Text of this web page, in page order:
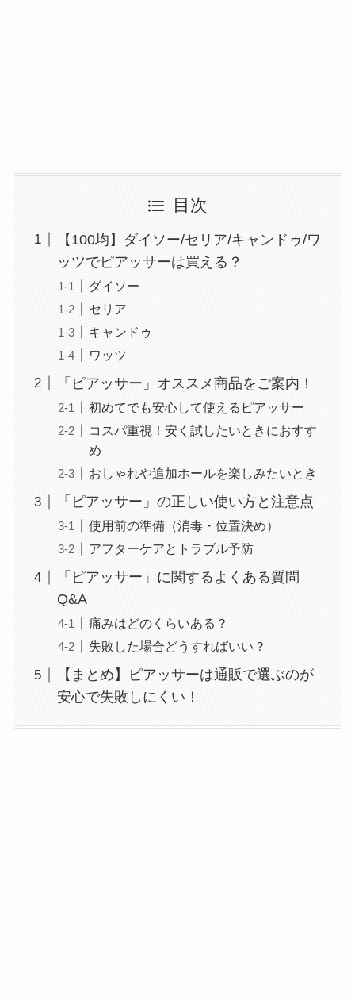
目次
【100均】ダイソー/セリア/キャンドゥ/ワ
ッツでピアッサーは買える？
ダイソー
セリア
キャンドゥ
ワッツ
「ピアッサー」オススメ商品をご案内！
初めてでも安心して使えるピアッサー
コスパ重視！安く試したいときにおすす
め
おしゃれや追加ホールを楽しみたいとき
「ピアッサー」の正しい使い方と注意点
使用前の準備（消毒・位置決め）
アフターケアとトラブル予防
「ピアッサー」に関するよくある質問
Q&A
痛みはどのくらいある？
失敗した場合どうすればいい？
【まとめ】ピアッサーは通販で選ぶのが
安心で失敗しにくい！